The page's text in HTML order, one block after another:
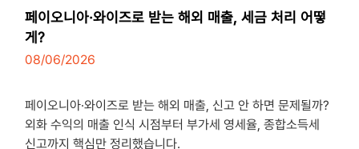
페이오니아·와이즈로 받는 해외 매출, 세금 처리 어떻
게?
08/06/2026
페이오니아·와이즈로 받는 해외 매출, 신고 안 하면 문제될까?
외화 수익의 매출 인식 시점부터 부가세 영세율, 종합소득세
신고까지 핵심만 정리했습니다.